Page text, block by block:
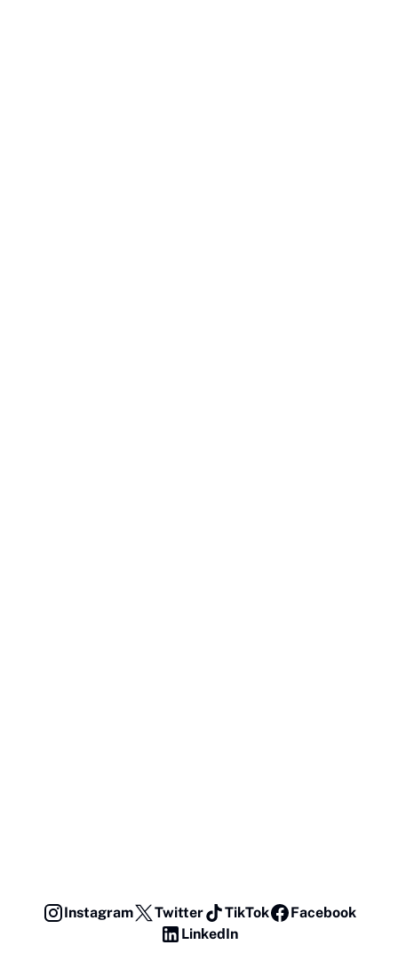
Instagram Twitter TikTok
Facebook
LinkedIn